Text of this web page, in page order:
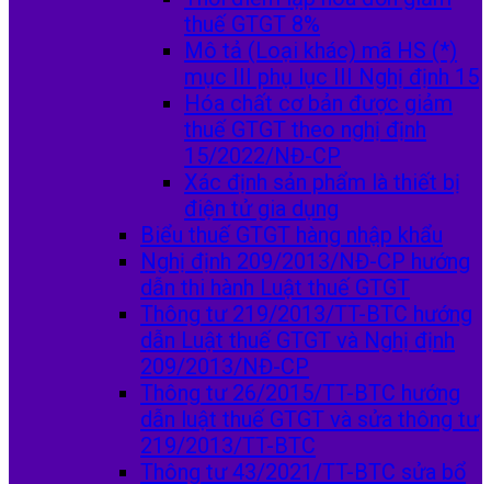
thuế GTGT 8%
Mô tả (Loại khác) mã HS (*)
mục III phụ lục III Nghị định 15
Hóa chất cơ bản được giảm
thuế GTGT theo nghị định
15/2022/NĐ-CP
Xác định sản phẩm là thiết bị
điện tử gia dụng
Biểu thuế GTGT hàng nhập khẩu
Nghị định 209/2013/NĐ-CP hướng
dẫn thi hành Luật thuế GTGT
Thông tư 219/2013/TT-BTC hướng
dẫn Luật thuế GTGT và Nghị định
209/2013/NĐ-CP
Thông tư 26/2015/TT-BTC hướng
dẫn luật thuế GTGT và sửa thông tư
219/2013/TT-BTC
Thông tư 43/2021/TT-BTC sửa bổ